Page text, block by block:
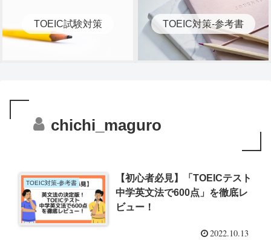
TOEIC試験対策 TOEIC対策-参考書
chichi_maguro
TOEIC対策-参考書
【初心者必見】「TOEICテスト
中学英文法で600点」を徹底レ
ビュー！
2022.10.13